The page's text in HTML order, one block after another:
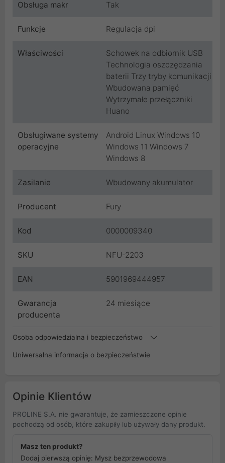
Obsługa makr Tak
Funkcje Regulacja dpi
Właściwości
Schowek na odbiornik USB
Technologia oszczędzania
baterii Trzy tryby komunikacji
Wbudowana pamięć
Wytrzymałe przełączniki
Huano
Obsługiwane systemy
operacyjne
Android Linux Windows 10
Windows 11 Windows 7
Windows 8
Zasilanie Wbudowany akumulator
Producent Fury
Kod 0000009340
SKU NFU-2203
EAN 5901969444957
Gwarancja
producenta
24 miesiące
Osoba odpowiedzialna i bezpieczeństwo
Uniwersalna informacja o bezpieczeństwie
Opinie Klientów
PROLINE S.A. nie gwarantuje, że zamieszczone opinie
pochodzą od osób, które zakupiły lub używały dany produkt.
Masz ten produkt?
Dodaj pierwszą opinię: Mysz bezprzewodowa